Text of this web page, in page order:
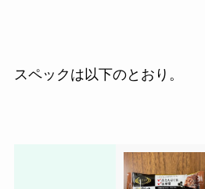
スペックは以下のとおり。